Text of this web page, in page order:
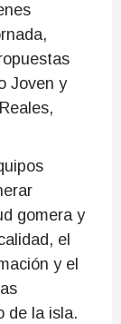
Joven y
gomera y
el
y el
de la isla.